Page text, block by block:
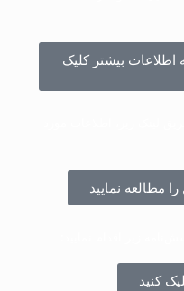
اطلاعات بیشتر کلیک
مطالعه نمایید
کنید